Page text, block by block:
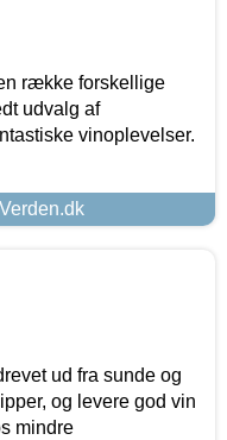
række forskellige
udvalg af
vinoplevelser.
ud fra sunde og
og levere god vin
mindre